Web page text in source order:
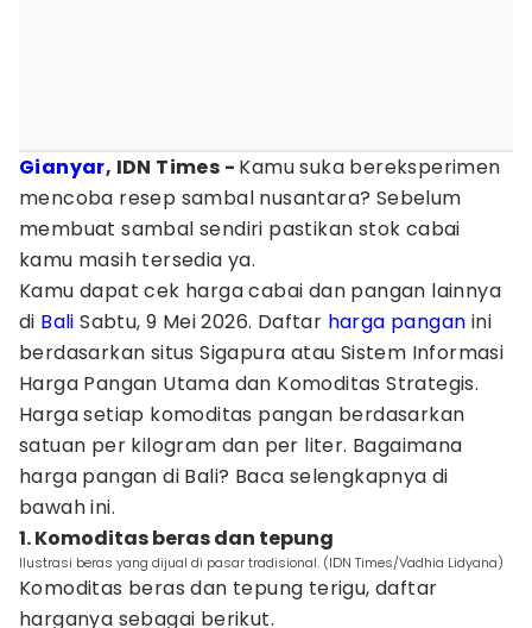
Gianyar, IDN Times - Kamu suka bereksperimen
mencoba resep sambal nusantara? Sebelum
membuat sambal sendiri pastikan stok cabai
kamu masih tersedia ya.
Kamu dapat cek harga cabai dan pangan lainnya
di Bali Sabtu, 9 Mei 2026. Daftar harga pangan ini
berdasarkan situs Sigapura atau Sistem Informasi
Harga Pangan Utama dan Komoditas Strategis.
Harga setiap komoditas pangan berdasarkan
satuan per kilogram dan per liter. Bagaimana
harga pangan di Bali? Baca selengkapnya di
bawah ini.
1. Komoditas beras dan tepung
Ilustrasi beras yang dijual di pasar tradisional. (IDN Times/Vadhia Lidyana)
Komoditas beras dan tepung terigu, daftar
harganya sebagai berikut.